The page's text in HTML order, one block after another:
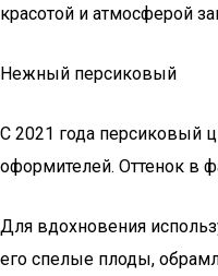
красотой и атмосферой
Нежный персиковый
С 2021 года персиковый
оформителей. Оттенок в
Для вдохновения
его спелые плоды,